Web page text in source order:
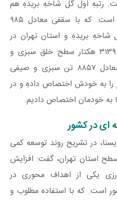
۲۸۷ هکتار است. رتبه‌ِ اول گل شاخهِ بریدهِ هم
متعلق به شهرستان پاکدشت است. که با سقفی معادل ۹۸۵
۱۰۸۹ میلیون گل شاخهِ بریدهِ و استان تهران در
سطح صیفی هم عرض کردم ۳۱۳۹ هکتار سطح خلق سبزی و
صیفی است. لذا با تولیدی معادل ۸۸۵۷ تن سبزی و صیفی
کشور را به خودش اختصاص دادهِ و در
ای در کشور
در تشریح روند توسعه کمی
استان تهران، گفت: افزایش
یکی از اهداف محوری در
است. که با استفاده مطلوب و